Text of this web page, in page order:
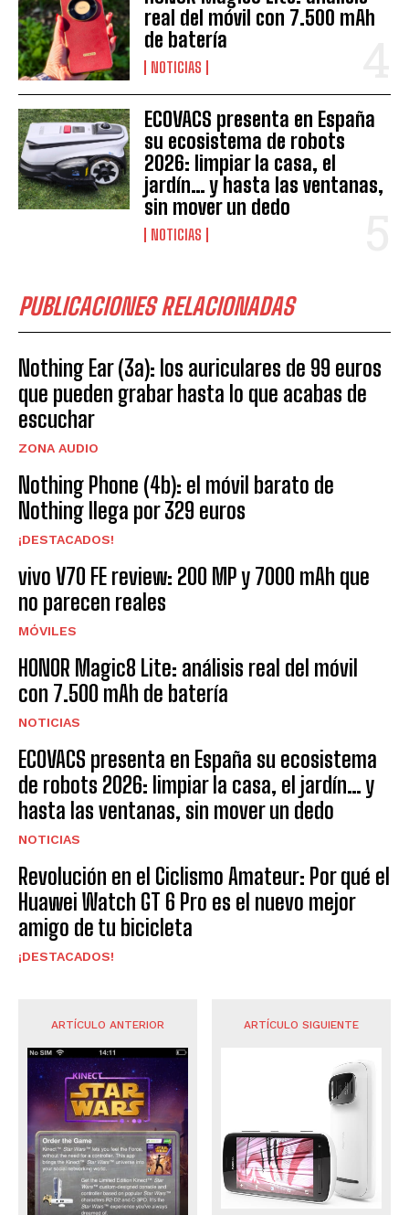
real del móvil con 7.500 mAh
de batería
NOTICIAS
ECOVACS presenta en España
su ecosistema de robots
2026: limpiar la casa, el
jardín… y hasta las ventanas,
sin mover un dedo
NOTICIAS
PUBLICACIONES RELACIONADAS
Nothing Ear (3a): los auriculares de 99 euros
que pueden grabar hasta lo que acabas de
escuchar
ZONA AUDIO
Nothing Phone (4b): el móvil barato de
Nothing llega por 329 euros
¡DESTACADOS!
vivo V70 FE review: 200 MP y 7000 mAh que
no parecen reales
MÓVILES
HONOR Magic8 Lite: análisis real del móvil
con 7.500 mAh de batería
NOTICIAS
ECOVACS presenta en España su ecosistema
de robots 2026: limpiar la casa, el jardín… y
hasta las ventanas, sin mover un dedo
NOTICIAS
Revolución en el Ciclismo Amateur: Por qué el
Huawei Watch GT 6 Pro es el nuevo mejor
amigo de tu bicicleta
¡DESTACADOS!
ARTÍCULO ANTERIOR ARTÍCULO SIGUIENTE